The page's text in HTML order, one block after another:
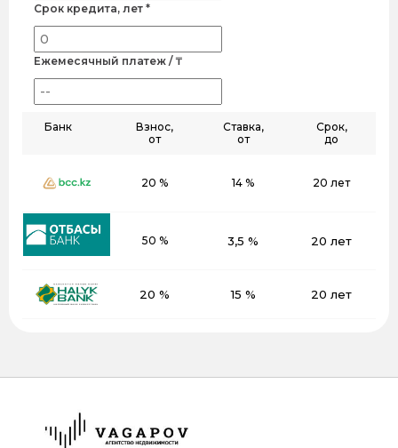
Срок кредита, лет *
Ежемесячный платеж / ₸
Банк
Взнос,
от
Ставка,
от
Срок,
до
20 % 14 % 20 лет
50 % 3,5 % 20 лет
20 % 15 % 20 лет